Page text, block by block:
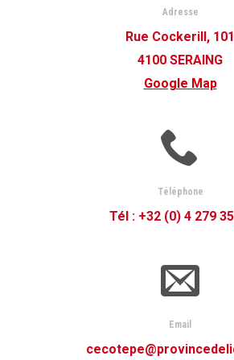
Adresse
Rue Cockerill, 101
4100 SERAING
Google Map
Téléphone
Tél : +32 (0) 4 279
Email